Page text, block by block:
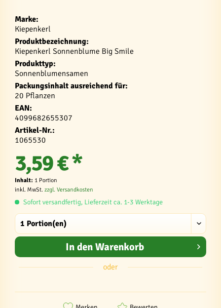
Marke:
Kiepenkerl
Produktbezeichnung:
Kiepenkerl Sonnenblume Big Smile
Produkttyp:
Sonnenblumensamen
Packungsinhalt ausreichend für:
20 Pflanzen
EAN:
4099682655307
Artikel-Nr.:
1065530
3,59 € *
Inhalt: 1 Portion
inkl. MwSt. zzgl. Versandkosten
Sofort versandfertig, Lieferzeit ca. 1-3 Werktage
In den Warenkorb
oder